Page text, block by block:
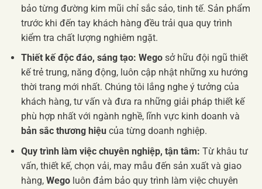
bảo từng đường kim mũi chỉ sắc sảo, tinh tế. Sản phẩm
trước khi đến tay khách hàng đều trải qua quy trình
kiểm tra chất lượng nghiêm ngặt.
Thiết kế độc đáo, sáng tạo: Wegosở hữu đội ngũ thiết
kế trẻ trung, năng động, luôn cập nhật những xu hướng
thời trang mới nhất. Chúng tôi lắng nghe ý tưởng của
khách hàng, tư vấn và đưa ra những giải pháp thiết kế
phù hợp nhất với ngành nghề, lĩnh vực kinh doanh và
bản sắc thương hiệucủa từng doanh nghiệp.
Quy trình làm việc chuyên nghiệp, tận tâm: Từ khâu tư
vấn, thiết kế, chọn vải, may mẫu đến sản xuất và giao
hàng, Wegoluôn đảm bảo quy trình làm việc chuyên